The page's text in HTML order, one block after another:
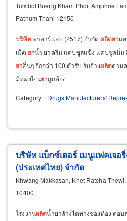
Tumbol Bueng Kham Phoi, Amphoe
Pathum Thani 12150
บริษัทพาตาร์แลบ (2517) จำกัด ผลิตยาแ
เม็ด ยาน้ำ ยาครีม แคปซูลแข็ง แคปซูลนิ่ม
ยาอื่นๆ อีกกว่า 100 ตำรับ รับจ้างผลิตตาม
มีทะเบียนยาถูกต้อง
Category : Drugs Manufacturers'
บริษัท แบ็กซ์เตอร์ เมนูแฟคเจอ
(ประเทศไทย) จำกัด
Khwang Makkasan, Khet Ratcha
10400
โรงงานผลิตน้ำยาล้างไตทางช่องท้อง ตอ